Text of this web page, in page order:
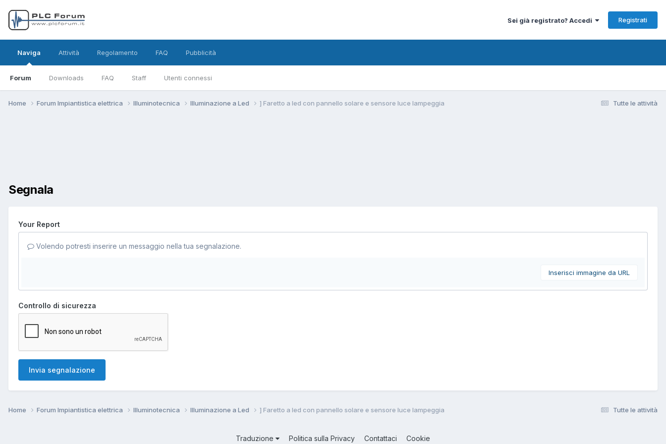
Sei già registrato? Accedi Registrati
Naviga
Forum Downloads FAQ Staff Utenti connessi
Attività Regolamento FAQ Pubblicità
Tutte le attività
Home Forum Impiantistica elettrica Illuminotecnica Illuminazione a Led ] Faretto a led con pannello solare e sensore luce lampeggia
Segnala
Your Report
Volendo potresti inserire un messaggio nella tua segnalazione.
Inserisci immagine da URL
Controllo di sicurezza
Invia segnalazione
Tutte le attività
Home Forum Impiantistica elettrica Illuminotecnica Illuminazione a Led ] Faretto a led con pannello solare e sensore luce lampeggia
Traduzione Politica sulla Privacy Contattaci Cookie